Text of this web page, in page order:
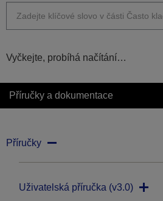
Vyčkejte, probíhá načítání…
Příručky a dokumentace
Příručky
Uživatelská příručka (v3.0)